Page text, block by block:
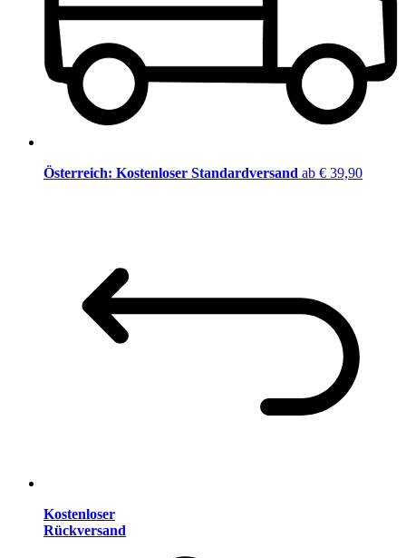
Österreich: Kostenloser Standardversand ab € 39,90
Kostenloser
Rückversand